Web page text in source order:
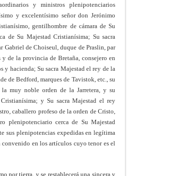
y ministros plenipotenciarios
y excelentísimo señor don Jerónimo
gentilhombre de cámara de Su
de Su Majestad Cristianísima; Su sacra
de Choiseul, duque de Praslin, par
y de la provincia de Bretaña, consejero en
y hacienda; Su sacra Majestad el rey de la
de Bedford, marques de Tavistok, etc., su
muy noble orden de la Jarretera, y su
y Su sacra Majestad el rey
caballero profeso de la orden de Cristo,
plenipotenciario cerca de Su Majestad
sus plenipotencias expedidas en legítima
convenido en los artículos cuyo tenor es el
por tierra, y se restablecerá una sincera y